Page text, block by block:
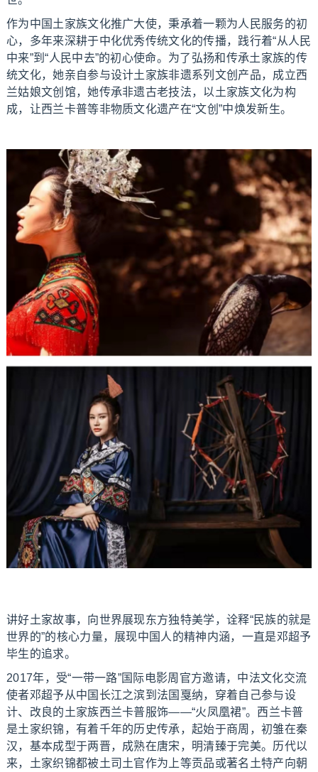
作为中国土家族文化推广大使，秉承着一颗为人民服务的初
心，多年来深耕于中化优秀传统文化的传播，践行着“从人民
中来”到“人民中去”的初心使命。为了弘扬和传承土家族的传
统文化，她亲自参与设计土家族非遗系列文创产品，成立西
兰姑娘文创馆，她传承非遗古老技法，以土家族文化为构
成，让西兰卡普等非物质文化遗产在“文创”中焕发新生。
讲好土家故事，向世界展现东方独特美学，诠释“民族的就是
世界的”的核心力量，展现中国人的精神内涵，一直是邓超予
毕生的追求。
2017年，受“一带一路”国际电影周官方邀请，中法文化交流
使者邓超予从中国长江之滨到法国戛纳，穿着自己参与设
计、改良的土家族西兰卡普服饰——“火凤凰裙”。西兰卡普
是土家织锦，有着千年的历史传承，起始于商周，初雏在秦
汉，基本成型于两晋，成熟在唐宋，明清臻于完美。历代以
来，土家织锦都被土司土官作为上等贡品或著名土特产向朝